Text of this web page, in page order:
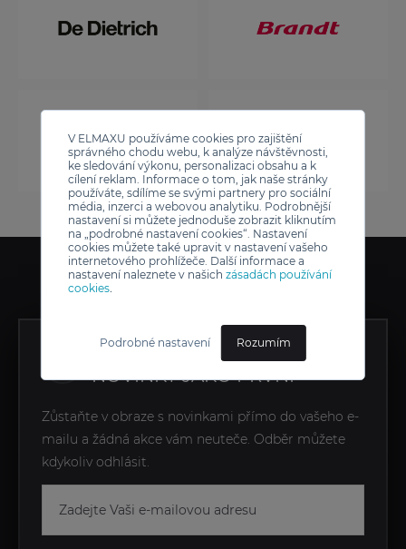
V ELMAXU používáme cookies pro zajištění
správného chodu webu, k analýze návštěvnosti,
ke sledování výkonu, personalizaci obsahu a k
cílení reklam. Informace o tom, jak naše stránky
používáte, sdílíme se svými partnery pro sociální
média, inzerci a webovou analytiku. Podrobnější
nastavení si můžete jednoduše zobrazit kliknutím
na „podrobné nastavení cookies“. Nastavení
cookies můžete také upravit v nastavení vašeho
internetového prohlížeče. Další informace a
nastavení naleznete v našich zásadách používání
cookies.
Podrobné nastavení Rozumím
ZÍSKEJTE EXKLUZIVNÍ
NOVINKY JAKO PRVNÍ
Zůstaňte v obraze s novinkami přímo do vašeho e-
mailu a žádná akce vám neuteče. Odběr můžete
kdykoliv odhlásit.